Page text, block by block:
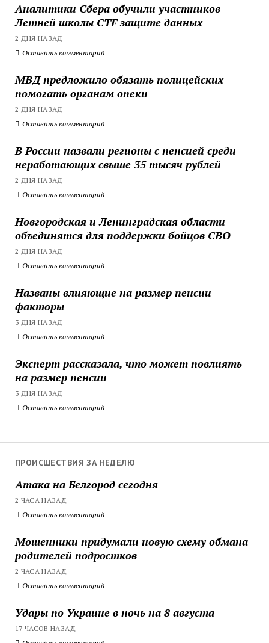
Аналитики Сбера обучили участников
Летней школы CTF защите данных
2 ДНЯ НАЗАД
Оставить комментарий
МВД предложило обязать полицейских
помогать органам опеки
2 ДНЯ НАЗАД
Оставить комментарий
В России назвали регионы с пенсией среди
неработающих свыше 35 тысяч рублей
2 ДНЯ НАЗАД
Оставить комментарий
Новгородская и Ленинградская области
объединятся для поддержки бойцов СВО
2 ДНЯ НАЗАД
Оставить комментарий
Названы влияющие на размер пенсии
факторы
3 ДНЯ НАЗАД
Оставить комментарий
Эксперт рассказала, что может повлиять
на размер пенсии
3 ДНЯ НАЗАД
Оставить комментарий
ПРОИСШЕСТВИЯ ЗА НЕДЕЛЮ
Атака на Белгород сегодня
2 ЧАСА НАЗАД
Оставить комментарий
Мошенники придумали новую схему обмана
родителей подростков
2 ЧАСА НАЗАД
Оставить комментарий
Удары по Украине в ночь на 8 августа
17 ЧАСОВ НАЗАД